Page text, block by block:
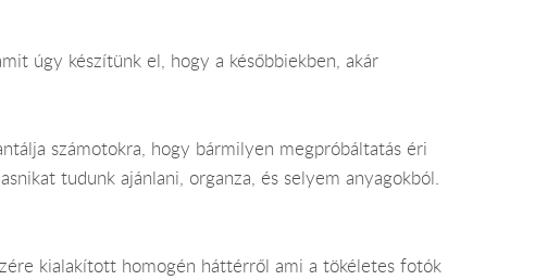
úgy készítünk el, hogy a későbbiekben, akár
számotokra, hogy bármilyen megpróbáltatás éri
tudunk ajánlani, organza, és selyem anyagokból.
kialakított homogén háttérről ami a tökéletes fotók